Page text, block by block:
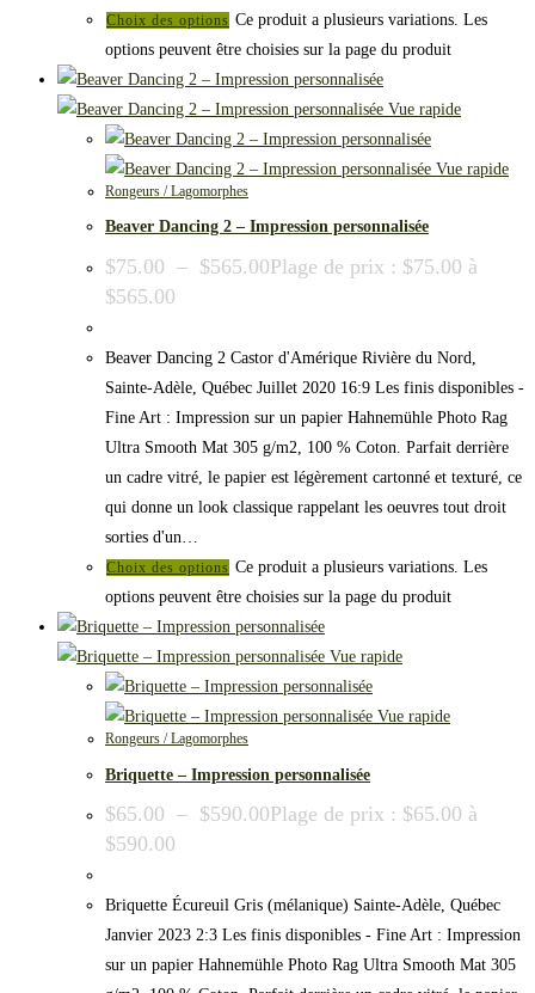
Choix des options Ce produit a plusieurs variations. Les
options peuvent être choisies sur la page du produit
Vue rapide
Vue rapide
Rongeurs / Lagomorphes
Beaver Dancing 2 – Impression personnalisée
$75.00 – $565.00Plage de prix : $75.00 à
$565.00
Beaver Dancing 2 Castor d'Amérique Rivière du Nord,
Sainte-Adèle, Québec Juillet 2020 16:9 Les finis disponibles -
Fine Art : Impression sur un papier Hahnemühle Photo Rag
Ultra Smooth Mat 305 g/m2, 100 % Coton. Parfait derrière
un cadre vitré, le papier est légèrement cartonné et texturé, ce
qui donne un look classique rappelant les oeuvres tout droit
sorties d'un…
Choix des options Ce produit a plusieurs variations. Les
options peuvent être choisies sur la page du produit
Vue rapide
Vue rapide
Rongeurs / Lagomorphes
Briquette – Impression personnalisée
$65.00 – $590.00Plage de prix : $65.00 à
$590.00
Briquette Écureuil Gris (mélanique) Sainte-Adèle, Québec
Janvier 2023 2:3 Les finis disponibles - Fine Art : Impression
sur un papier Hahnemühle Photo Rag Ultra Smooth Mat 305